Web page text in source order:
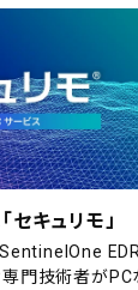
セキュリモ」
SentinelOne
専門技術者がPC